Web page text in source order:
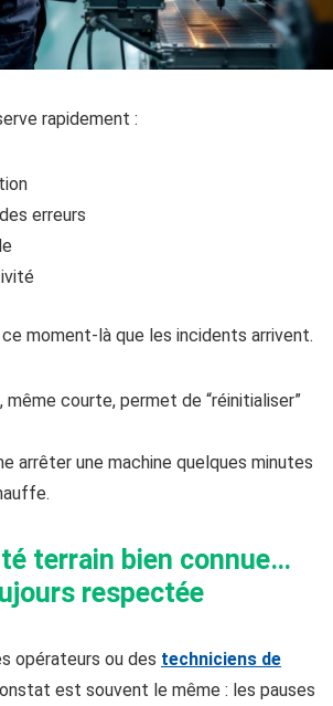
rapidement :
erreurs
moment-là que les incidents arrivent.
même courte, permet de “réinitialiser”
arrêter une machine quelques minutes
terrain bien connue…
respectée
opérateurs ou des techniciens de
est souvent le même : les pauses